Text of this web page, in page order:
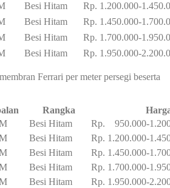
Besi Hitam
Rp. 1.200.000-
Besi Hitam
Rp. 1.450.000-
Besi Hitam
Rp. 1.700.000-
Besi Hitam Rp. 1.950.000-
Ferrari per meter persegi beserta
Rangka
Besi Hitam
Rp. 950.000-
Besi Hitam
Rp. 1.200.000-
Besi Hitam
Rp. 1.450.000-
Besi Hitam
Rp. 1.700.000-
Besi Hitam Rp. 1.950.000-